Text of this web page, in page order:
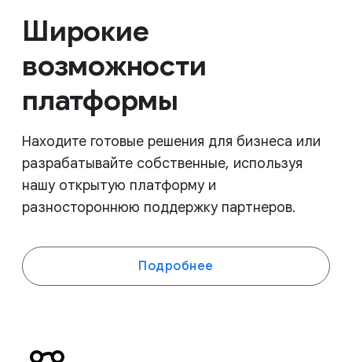
Широкие
возможности
платформы
Находите готовые решения для бизнеса или
разрабатывайте собственные, используя
нашу открытую платформу и
разностороннюю поддержку партнеров.
Подробнее